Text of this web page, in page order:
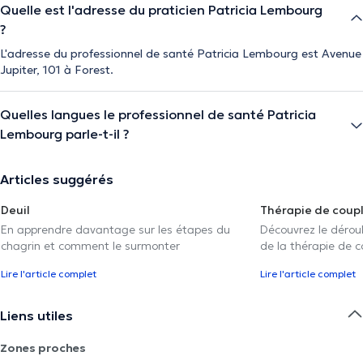
Quelle est l'adresse du praticien Patricia Lembourg
?
L'adresse du professionnel de santé Patricia Lembourg est Avenue
Jupiter, 101 à Forest.
Quelles langues le professionnel de santé Patricia
Lembourg parle-t-il ?
Articles suggérés
Deuil
En apprendre davantage sur les étapes du
chagrin et comment le surmonter
Lire l'article complet
Thérapie de
Découvrez le
de la thérapie de
Lire l'article complet
Liens utiles
Zones proches